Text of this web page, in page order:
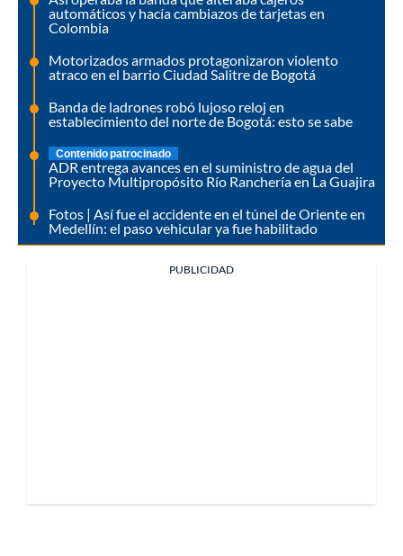
automáticos y hacía cambiazos de tarjetas en
Colombia
Motorizados armados protagonizaron violento
atraco en el barrio Ciudad Salitre de Bogotá
Banda de ladrones robó lujoso reloj en
establecimiento del norte de Bogotá: esto se sabe
Contenido patrocinado
ADR entrega avances en el suministro de agua del
Proyecto Multipropósito Río Ranchería en La Guajira
Fotos | Así fue el accidente en el túnel de Oriente en
Medellín: el paso vehicular ya fue habilitado
PUBLICIDAD